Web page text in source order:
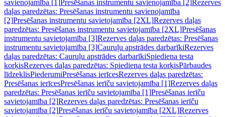
savienojamība [1]Presēšanas instrumentu savienojamība [2]Rezerves
daļas paredzētas: Presēšanas instrumentu savienojamība
[2]Presēšanas instrumentu savietojamība [2XL]Rezerves daļas
paredzētas: Presēšanas instrumentu savietojamība [2XL]Presēšanas
instrumentu savietojamība [3]Rezerves daļas paredzētas: Presēšanas
instrumentu savietojamība [3]Cauruļu apstrādes darbarīkiRezerves
daļas paredzētas: Cauruļu apstrādes darbarīkiSpiediena testa
korķisRezerves daļas paredzētas: Spiediena testa korķisPārbaudes
līdzeklisPiederumiPresēšanas ierīcesRezerves daļas paredzētas:
Presēšanas ierīcesPresēšanas ierīču savietojamība [1]Rezerves daļas
paredzētas: Presēšanas ierīču savietojamība [1]Presēšanas ierīču
savietojamība [2]Rezerves daļas paredzētas: Presēšanas ierīču
savietojamība [2]Presēšanas ierīču savietojamība [2XL]Rezerves